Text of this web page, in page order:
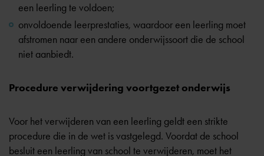
een leerling te voldoen;
onvoldoende leerprestaties, waardoor een leerling moet
afstromen naar een andere onderwijssoort die de school
niet aanbiedt.
Procedure verwijdering voortgezet onderwijs
Voor het verwijderen van een leerling geldt een strikte
procedure die in de wet is vastgelegd. Voordat de school
besluit een leerling van school te verwijderen, moet het